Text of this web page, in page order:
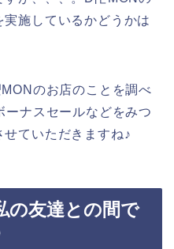
施しているかどうかは
のお店のことを調べ
ーナスセールなどをみつ
ていただきますね♪
の友達との間で